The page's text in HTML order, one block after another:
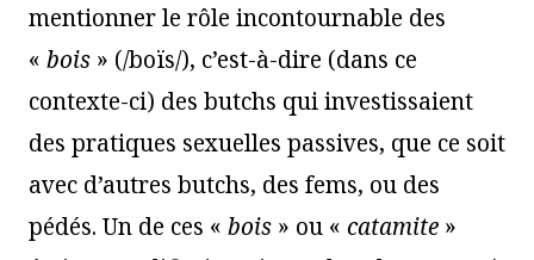
mentionner le rôle incontournable des
« bois » (/boïs/), c’est-à-dire (dans ce
contexte-ci) des butchs qui investissaient
des pratiques sexuelles passives, que ce soit
avec d’autres butchs, des fems, ou des
pédés. Un de ces « bois » ou « catamite »